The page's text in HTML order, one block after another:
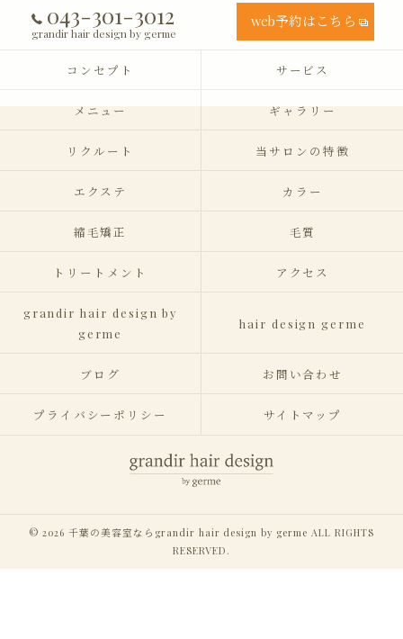
043-301-3012
grandir hair design by germe
web予約はこちら
コンセプト サービス
メニュー ギャラリー
リクルート 当サロンの特徴
エクステ カラー
縮毛矯正 毛質
トリートメント アクセス
grandir hair design by
germe
hair design germe
ブログ お問い合わせ
プライバシーポリシー サイトマップ
© 2026 千葉の美容室ならgrandir hair design by germe ALL RIGHTS
RESERVED.